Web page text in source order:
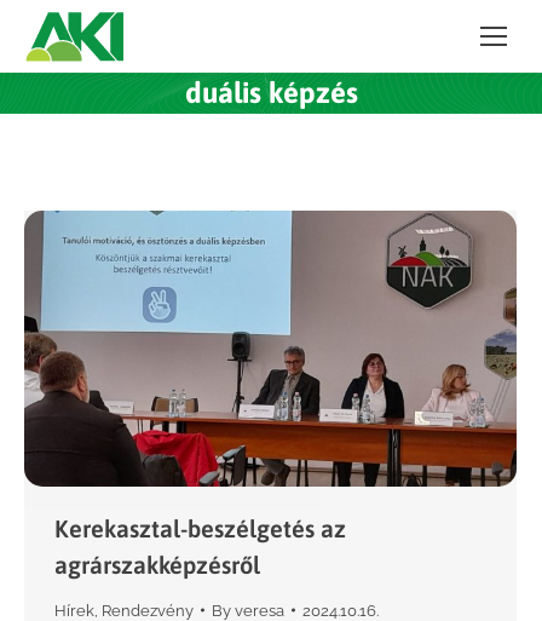
duális képzés
Kerekasztal-beszélgetés az
agrárszakképzésről
Hírek Rendezvény By veresa 2024.10.16.